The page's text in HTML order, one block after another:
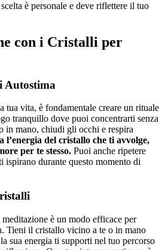
è personale e deve riflettere il tuo
con i Cristalli per
Autostima
tua vita, è fondamentale creare un rituale
tranquillo dove puoi concentrarti senza
in mano, chiudi gli occhi e respira
l’energia del cristallo che ti avvolge,
per te stesso. Puoi anche ripetere
ispirano durante questo momento di
è un modo efficace per
Tieni il cristallo vicino a te o in mano
sua energia ti supporti nel tuo percorso